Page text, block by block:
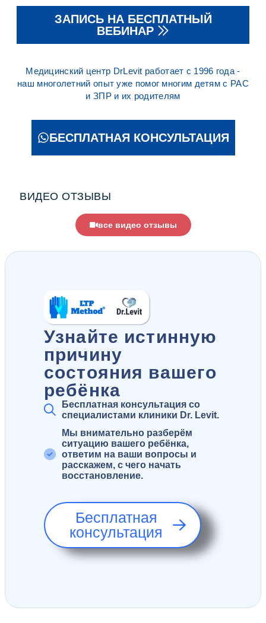
ЗАПИСЬ НА БЕСПЛАТНЫЙ
ВЕБИНАР
Медицинский центр DrLevit работает с 1996 года -
наш многолетний опыт уже помог многим детям с РАС
и ЗПР и их родителям
БЕСПЛАТНАЯ КОНСУЛЬТАЦИЯ
ВИДЕО ОТЗЫВЫ
все видео отзывы
Узнайте истинную
причину
состояния вашего
ребёнка
Бесплатная консультация со
специалистами клиники Dr. Levit.
Мы внимательно разберём
ситуацию вашего ребёнка,
ответим на ваши вопросы и
расскажем, с чего начать
восстановление.
Бесплатная
консультация